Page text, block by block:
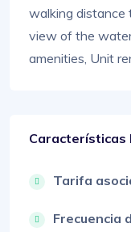
walking distance
view of the
amenities, Unit
Características
Tarifa
Frecuencia